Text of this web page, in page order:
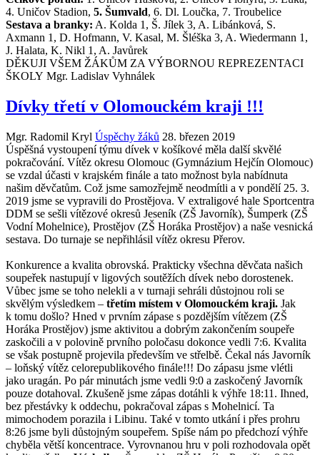
4. Uničov Stadion, 5. Šumvald, 6. Dl. Loučka, 7. Troubelice
Sestava a branky: A. Kolda 1, Š. Jílek 3, A. Libánková, S.
Axmann 1, D. Hofmann, V. Kasal, M. Šléška 3, A. Wiedermann 1,
J. Halata, K. Nikl 1, A. Javůrek
DĚKUJI VŠEM ŽÁKŮM ZA VÝBORNOU REPREZENTACI
ŠKOLY Mgr. Ladislav Vyhnálek
Dívky třetí v Olomouckém kraji !!!
Mgr. Radomil Kryl Úspěchy žáků 28. březen 2019
Úspěšná vystoupení týmu dívek v košíkové měla další skvělé
pokračování. Vítěz okresu Olomouc (Gymnázium Hejčín Olomouc)
se vzdal účasti v krajském finále a tato možnost byla nabídnuta
našim děvčatům. Což jsme samozřejmě neodmítli a v pondělí 25. 3.
2019 jsme se vypravili do Prostějova. V extraligové hale Sportcentra
DDM se sešli vítězové okresů Jeseník (ZŠ Javorník), Šumperk (ZŠ
Vodní Mohelnice), Prostějov (ZŠ Horáka Prostějov) a naše vesnická
sestava. Do turnaje se nepřihlásil vítěz okresu Přerov.
Konkurence a kvalita obrovská. Prakticky všechna děvčata našich
soupeřek nastupují v ligových soutěžích dívek nebo dorostenek.
Vůbec jsme se toho nelekli a v turnaji sehráli důstojnou roli se
skvělým výsledkem – třetím místem v Olomouckém kraji. Jak
k tomu došlo? Hned v prvním zápase s pozdějším vítězem (ZŠ
Horáka Prostějov) jsme aktivitou a dobrým zakončením soupeře
zaskočili a v polovině prvního poločasu dokonce vedli 7:6. Kvalita
se však postupně projevila především ve střelbě. Čekal nás Javorník
– loňský vítěz celorepublikového finále!!! Do zápasu jsme vlétli
jako uragán. Po pár minutách jsme vedli 9:0 a zaskočený Javorník
pouze dotahoval. Zkušeně jsme zápas dotáhli k výhře 18:11. Ihned,
bez přestávky k oddechu, pokračoval zápas s Mohelnicí. Ta
mimochodem porazila i Libinu. Také v tomto utkání i přes prohru
8:26 jsme byli důstojným soupeřem. Spíše nám po předchozí výhře
chyběla větší koncentrace. Vyrovnanou hru v poli rozhodovala opět